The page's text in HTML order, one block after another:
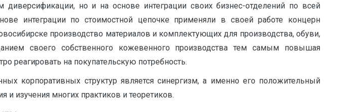
но и на основе интеграции своих бизнес-отделений по всей
интеграции по стоимостной цепочке применяли в своей работе концерн
производство материалов и комплектующих для производства, обуви,
своего собственного кожевенного производства тем самым повышая
реагировать на покупательскую потребность.
корпоративных структур является синергизм, а именно его положительный
и изучения многих практиков и теоретиков.